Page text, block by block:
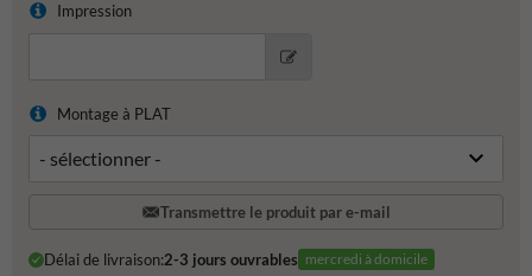
Impression
Montage à PLAT
Transmettre le produit par e-mail
Délai de livraison:2-3 jours ouvrables mercredi à domicile